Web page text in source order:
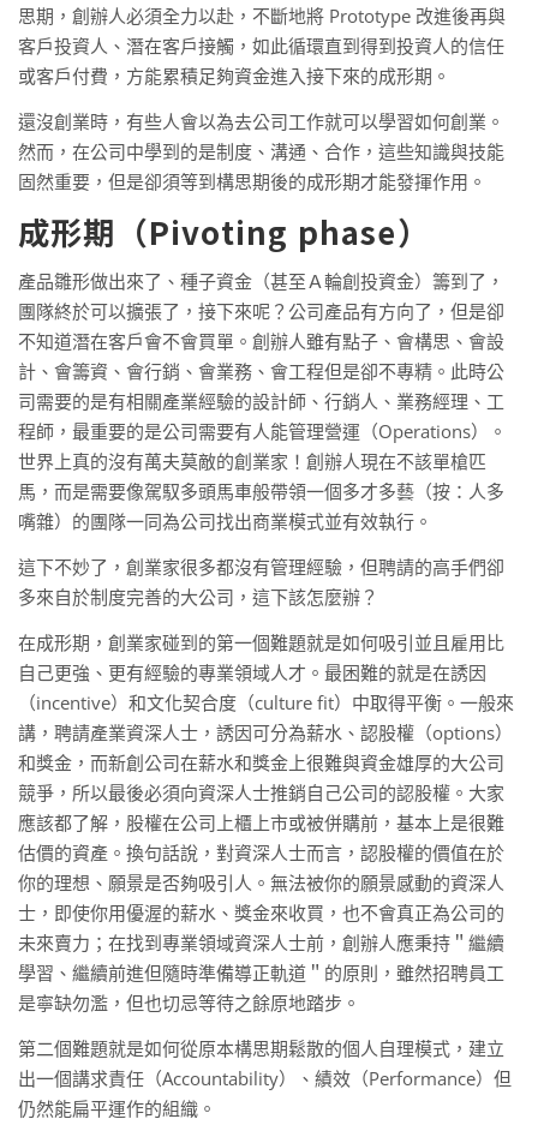
思期，創辦人必須全力以赴，不斷地將 Prototype 改進後再與
客戶投資人、潛在客戶接觸，如此循環直到得到投資人的信任
或客戶付費，方能累積足夠資金進入接下來的成形期。
還沒創業時，有些人會以為去公司工作就可以學習如何創業。
然而，在公司中學到的是制度、溝通、合作，這些知識與技能
固然重要，但是卻須等到構思期後的成形期才能發揮作用。
成形期（Pivoting phase）
產品雛形做出來了、種子資金（甚至Ａ輪創投資金）籌到了，
團隊終於可以擴張了，接下來呢？公司產品有方向了，但是卻
不知道潛在客戶會不會買單。創辦人雖有點子、會構思、會設
計、會籌資、會行銷、會業務、會工程但是卻不專精。此時公
司需要的是有相關產業經驗的設計師、行銷人、業務經理、工
程師，最重要的是公司需要有人能管理營運（Operations）。
世界上真的沒有萬夫莫敵的創業家！創辦人現在不該單槍匹
馬，而是需要像駕馭多頭馬車般帶領一個多才多藝（按：人多
嘴雜）的團隊一同為公司找出商業模式並有效執行。
這下不妙了，創業家很多都沒有管理經驗，但聘請的高手們卻
多來自於制度完善的大公司，這下該怎麼辦？
在成形期，創業家碰到的第一個難題就是如何吸引並且雇用比
自己更強、更有經驗的專業領域人才。最困難的就是在誘因
（incentive）和文化契合度（culture fit）中取得平衡。一般來
講，聘請產業資深人士，誘因可分為薪水、認股權（options）
和獎金，而新創公司在薪水和獎金上很難與資金雄厚的大公司
競爭，所以最後必須向資深人士推銷自己公司的認股權。大家
應該都了解，股權在公司上櫃上市或被併購前，基本上是很難
估價的資產。換句話說，對資深人士而言，認股權的價值在於
你的理想、願景是否夠吸引人。無法被你的願景感動的資深人
士，即使你用優渥的薪水、獎金來收買，也不會真正為公司的
未來賣力；在找到專業領域資深人士前，創辦人應秉持＂繼續
學習、繼續前進但隨時準備導正軌道＂的原則，雖然招聘員工
是寧缺勿濫，但也切忌等待之餘原地踏步。
第二個難題就是如何從原本構思期鬆散的個人自理模式，建立
出一個講求責任（Accountability）、績效（Performance）但
仍然能扁平運作的組織。